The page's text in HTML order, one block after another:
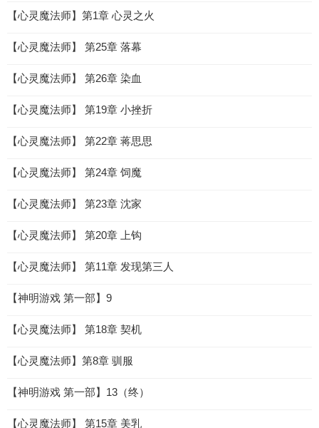
【心灵魔法师】第1章 心灵之火
【心灵魔法师】 第25章 落幕
【心灵魔法师】 第26章 染血
【心灵魔法师】 第19章 小挫折
【心灵魔法师】 第22章 蒋思思
【心灵魔法师】 第24章 饲魔
【心灵魔法师】 第23章 沈家
【心灵魔法师】 第20章 上钩
【心灵魔法师】 第11章 发现第三人
【神明游戏 第一部】9
【心灵魔法师】 第18章 契机
【心灵魔法师】第8章 驯服
【神明游戏 第一部】13（终）
【心灵魔法师】 第15章 美乳